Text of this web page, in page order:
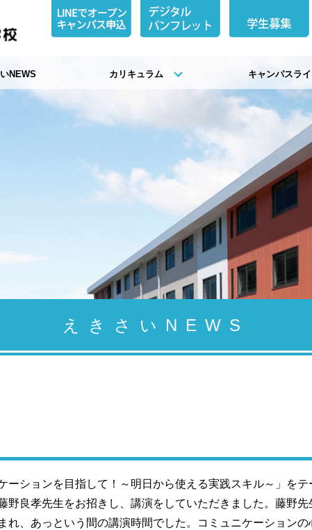
NEWS カリキュラム キャンパスラ
えきさいNEWS
ションを目指して！～明日から使える実践スキル～」をテ
良孝先生をお招きし、講演をしていただきました。藤野先
れ、あっという間の講演時間でした。コミュニケーション